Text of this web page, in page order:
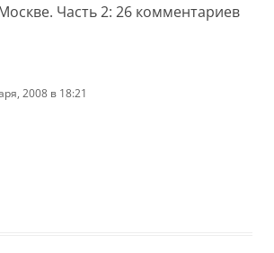
Часть 2: 26 комментариев
2008 в 18:21